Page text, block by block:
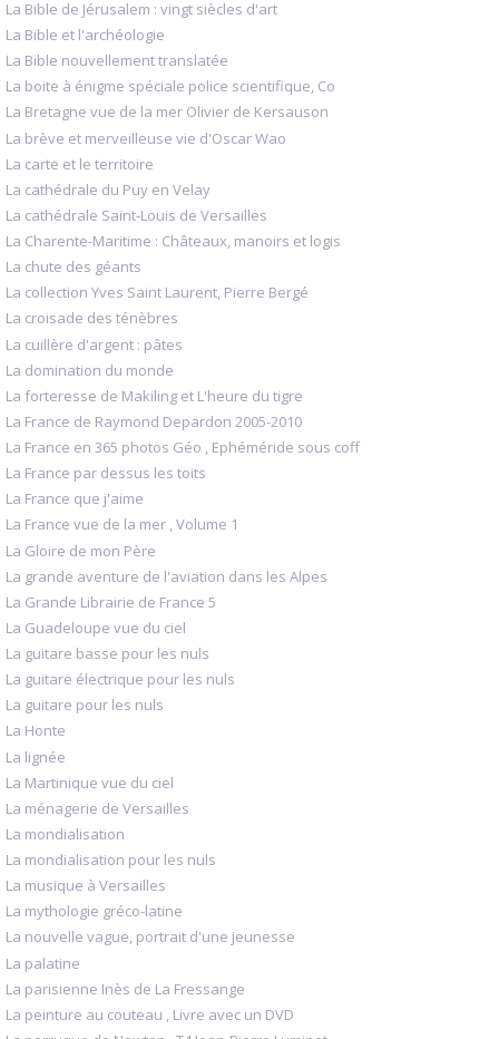
La Bible de Jérusalem : vingt siècles d'art
La Bible et l'archéologie
La Bible nouvellement translatée
La boite à énigme spéciale police scientifique, Co
La Bretagne vue de la mer Olivier de Kersauson
La brève et merveilleuse vie d'Oscar Wao
La carte et le territoire
La cathédrale du Puy en Velay
La cathédrale Saint-Louis de Versailles
La Charente-Maritime : Châteaux, manoirs et logis
La chute des géants
La collection Yves Saint Laurent, Pierre Bergé
La croisade des ténèbres
La cuillère d'argent : pâtes
La domination du monde
La forteresse de Makiling et L'heure du tigre
La France de Raymond Depardon 2005-2010
La France en 365 photos Géo , Ephéméride sous coff
La France par dessus les toits
La France que j'aime
La France vue de la mer , Volume 1
La Gloire de mon Père
La grande aventure de l'aviation dans les Alpes
La Grande Librairie de France 5
La Guadeloupe vue du ciel
La guitare basse pour les nuls
La guitare électrique pour les nuls
La guitare pour les nuls
La Honte
La lignée
La Martinique vue du ciel
La ménagerie de Versailles
La mondialisation
La mondialisation pour les nuls
La musique à Versailles
La mythologie gréco-latine
La nouvelle vague, portrait d'une jeunesse
La palatine
La parisienne Inès de La Fressange
La peinture au couteau , Livre avec un DVD